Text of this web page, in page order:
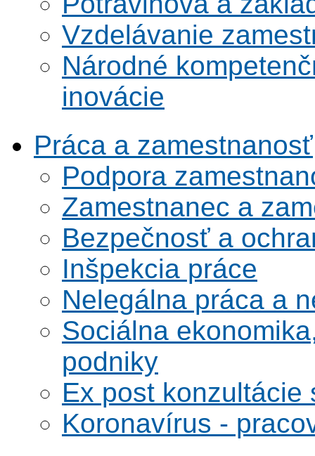
Vzdelávanie
Národné
inovácie
Práca a zamestnanosť
Podpora
Zamestnanec a
Bezpečnosť a
Inšpekcia práce
Nelegálna práca a
Sociálna
podniky
Ex post
Koronavírus -